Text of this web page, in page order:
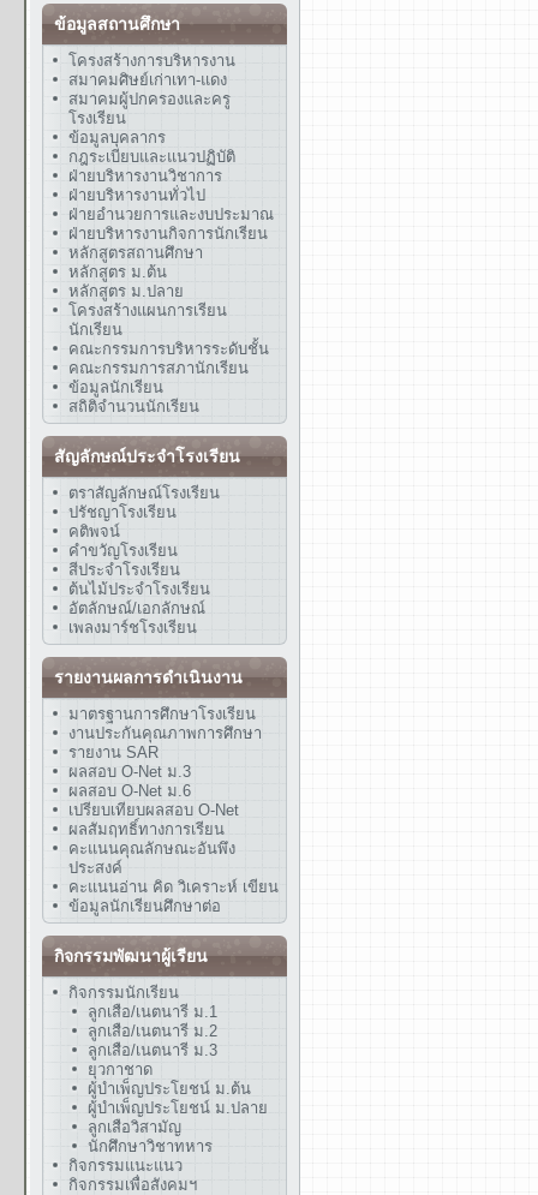
ข้อมูลสถานศึกษา
โครงสร้างการบริหารงาน
สมาคมศิษย์เก่าเทา-แดง
สมาคมผู้ปกครองและครู
โรงเรียน
ข้อมูลบุคลากร
กฎระเบียบและแนวปฏิบัติ
ฝ่ายบริหารงานวิชาการ
ฝ่ายบริหารงานทั่วไป
ฝ่ายอำนวยการและงบประมาณ
ฝ่ายบริหารงานกิจการนักเรียน
หลักสูตรสถานศึกษา
หลักสูตร ม.ต้น
หลักสูตร ม.ปลาย
โครงสร้างแผนการเรียน
นักเรียน
คณะกรรมการบริหารระดับชั้น
คณะกรรมการสภานักเรียน
ข้อมูลนักเรียน
สถิติจำนวนนักเรียน
สัญลักษณ์ประจำโรงเรียน
ตราสัญลักษณ์โรงเรียน
ปรัชญาโรงเรียน
คติพจน์
คำขวัญโรงเรียน
สีประจำโรงเรียน
ต้นไม้ประจำโรงเรียน
อัตลักษณ์/เอกลักษณ์
เพลงมาร์ชโรงเรียน
รายงานผลการดำเนินงาน
มาตรฐานการศึกษาโรงเรียน
งานประกันคุณภาพการศึกษา
รายงาน SAR
ผลสอบ O-Net ม.3
ผลสอบ O-Net ม.6
เปรียบเทียบผลสอบ O-Net
ผลสัมฤทธิ์ทางการเรียน
คะแนนคุณลักษณะอันพึง
ประสงค์
คะแนนอ่าน คิด วิเคราะห์ เขียน
ข้อมูลนักเรียนศึกษาต่อ
กิจกรรมพัฒนาผู้เรียน
กิจกรรมนักเรียน
ลูกเสือ/เนตนารี ม.1
ลูกเสือ/เนตนารี ม.2
ลูกเสือ/เนตนารี ม.3
ยุวกาชาด
ผู้บำเพ็ญประโยชน์ ม.ต้น
ผู้บำเพ็ญประโยชน์ ม.ปลาย
ลูกเสือวิสามัญ
นักศึกษาวิชาทหาร
กิจกรรมแนะแนว
กิจกรรมเพื่อสังคมฯ